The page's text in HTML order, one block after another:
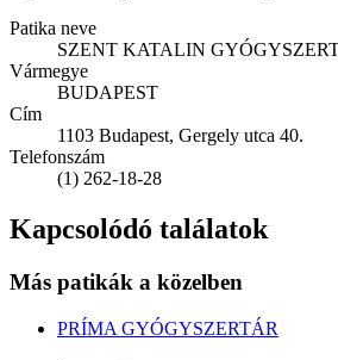
Patika neve
SZENT KATALIN
Vármegye
BUDAPEST
Cím
1103 Budapest, Gergely utca 40.
Telefonszám
(1) 262-18-28
Kapcsolódó találatok
Más patikák a közelben
PRÍMA GYÓGYSZERTÁR